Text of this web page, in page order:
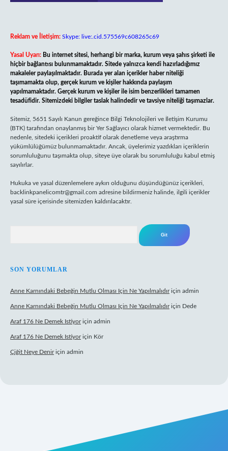
Reklam ve İletişim: Skype: live:.cid.575569c608265c69
Yasal Uyarı: Bu internet sitesi, herhangi bir marka, kurum veya şahıs şirketi ile
hiçbir bağlantısı bulunmamaktadır. Sitede yalnızca kendi hazırladığımız
makaleler paylaşılmaktadır. Burada yer alan içerikler haber niteliği
taşımamakta olup, gerçek kurum ve kişiler hakkında paylaşım
yapılmamaktadır. Gerçek kurum ve kişiler ile isim benzerlikleri tamamen
tesadüfidir. Sitemizdeki bilgiler taslak halindedir ve tavsiye niteliği taşımazlar.
Sitemiz, 5651 Sayılı Kanun gereğince Bilgi Teknolojileri ve İletişim Kurumu
(BTK) tarafından onaylanmış bir Yer Sağlayıcı olarak hizmet vermektedir. Bu
nedenle, sitedeki içerikleri proaktif olarak denetleme veya araştırma
yükümlülüğümüz bulunmamaktadır. Ancak, üyelerimiz yazdıkları içeriklerin
sorumluluğunu taşımakta olup, siteye üye olarak bu sorumluluğu kabul etmiş
sayılırlar.
Hukuka ve yasal düzenlemelere aykırı olduğunu düşündüğünüz içerikleri,
backlinkpanelicomtr@gmail.com adresine bildirmeniz halinde, ilgili içerikler
yasal süre içerisinde sitemizden kaldırılacaktır.
SON YORUMLAR
Anne Karnındaki Bebeğin Mutlu Olması Için Ne Yapılmalıdıriçin admin
Anne Karnındaki Bebeğin Mutlu Olması Için Ne Yapılmalıdıriçin Dede
Araf 176 Ne Demek Istiyoriçin admin
Araf 176 Ne Demek Istiyoriçin Kör
Çiğit Neye Deniriçin admin